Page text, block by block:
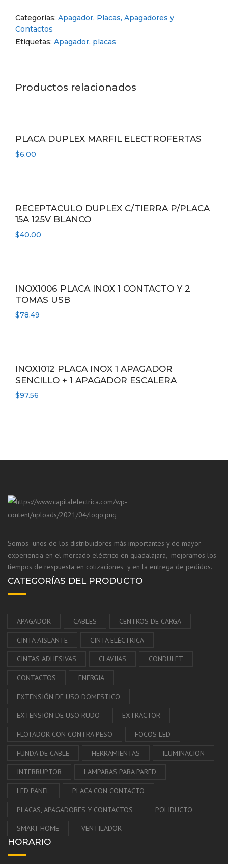
INTERRUPTORES
DE
ESCALERA
DE
BLANCO
ESPEJO
Categorías: Apagador, Placas, Apagadores y
Contactos
Etiquetas: Apagador, placas
Productos relacionados
PLACA DUPLEX MARFIL ELECTROFERTAS
$6.00
RECEPTACULO DUPLEX C/TIERRA P/PLACA
15A 125V BLANCO
$40.00
INOX1006 PLACA INOX 1 CONTACTO Y 2
TOMAS USB
$78.49
INOX1012 PLACA INOX 1 APAGADOR
SENCILLO + 1 APAGADOR ESCALERA
$97.56
Somos unos de los distribuidores más importantes y de mayor
experiencia en el mercado eléctrico en guadalajara, mejoramos los
tiempos de respuesta en cotizaciones y en la entrega de pedidos.
CATEGORÍAS DEL PRODUCTO
APAGADOR CABLES CENTROS DE CARGA
CINTA AISLANTE CINTA ELÉCTRICA
CINTAS ADHESIVAS CLAVIJAS CONDULET
CONTACTOS ENERGIA
EXTENSIÓN DE USO DOMESTICO
EXTENSIÓN DE USO RUDO EXTRACTOR
FLOTADOR CON CONTRA PESO FOCOS LED
FUNDA DE CABLE HERRAMIENTAS ILUMINACION
INTERRUPTOR LAMPARAS PARA PARED
LED PANEL PLACA CON CONTACTO
PLACAS, APAGADORES Y CONTACTOS POLIDUCTO
SMART HOME VENTILADOR
HORARIO